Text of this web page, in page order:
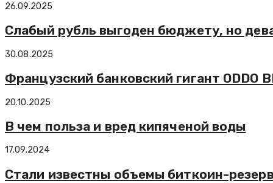
26.09.2025
Слабый рубль выгоден бюджету, но
30.08.2025
Французский банковский гигант ODDO
20.10.2025
В чем польза и вред кипяченой воды
17.09.2024
Стали известны объемы биткоин-